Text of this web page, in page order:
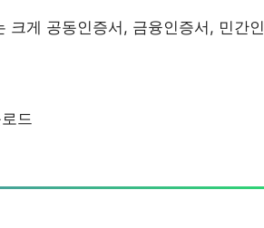
크게 공동인증서, 금융인증서, 민간인
드